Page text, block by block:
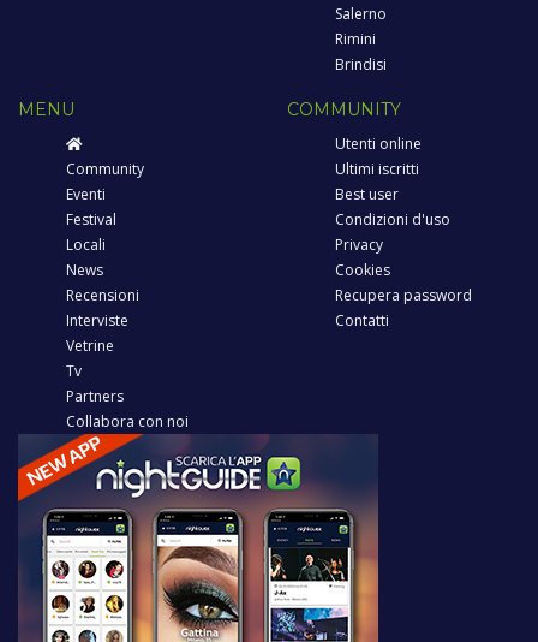
Salerno
Rimini
Brindisi
MENU
Community
Eventi
Festival
Locali
News
Recensioni
Interviste
Vetrine
Tv
Partners
Collabora con noi
COMMUNITY
Utenti online
Ultimi iscritti
Best user
Condizioni d'uso
Privacy
Cookies
Recupera password
Contatti